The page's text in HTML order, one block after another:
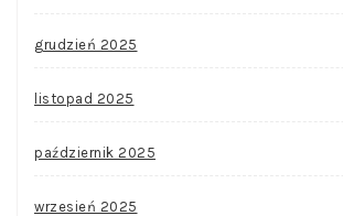
grudzień 2025
listopad 2025
październik 2025
wrzesień 2025